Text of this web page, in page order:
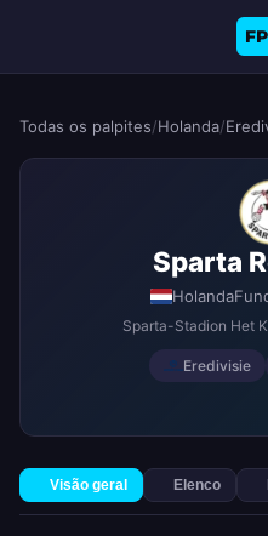
FP
Todas os palpites/Holanda/
Sparta
Holanda
Sparta-Stadion Het
Eredivisie
Visão geral Elenco